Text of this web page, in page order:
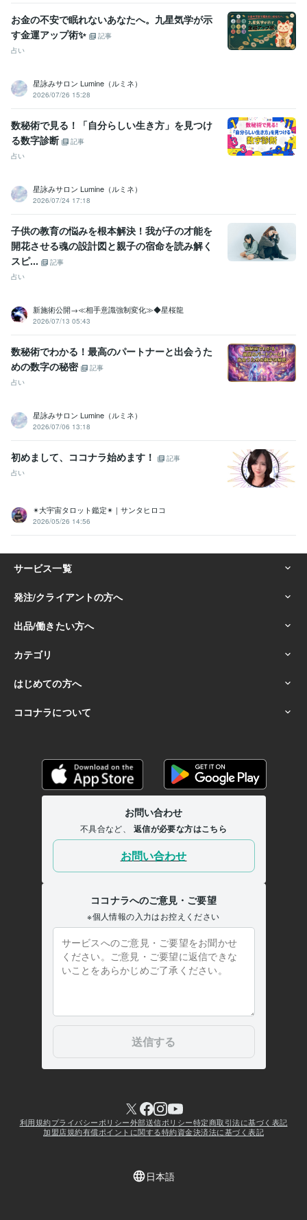
お金の不安で眠れないあなたへ。九星気学が示
す金運アップ術✨
記事
占い
星詠みサロン Lumine（ルミネ）
2026/07/26 15:28
数秘術で見る！「自分らしい生き方」を見つけ
る数字診断
記事
占い
星詠みサロン Lumine（ルミネ）
2026/07/24 17:18
子供の教育の悩みを根本解決！我が子の才能を
開花させる魂の設計図と親子の宿命を読み解く
スピ...
記事
占い
新施術公開→≪相手意識強制変化≫◆星桜龍
2026/07/13 05:43
数秘術でわかる！最高のパートナーと出会うた
めの数字の秘密
記事
占い
星詠みサロン Lumine（ルミネ）
2026/07/06 13:18
初めまして、ココナラ始めます！
記事
占い
✴︎大宇宙タロット鑑定✴︎｜サンタヒロコ
2026/05/26 14:56